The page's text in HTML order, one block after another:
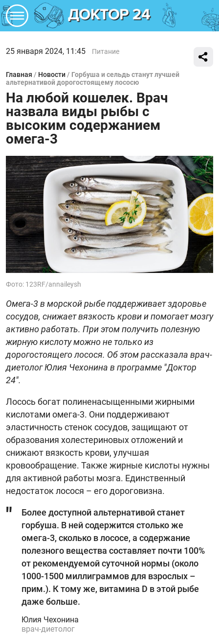
25 января 2024, 11:45 Питание
Главная / Новости / Горбуша и сельдь станут лучшей
альтернативой дорогостоящему лососю
На любой кошелек. Врач
назвала виды рыбы с
высоким содержанием
омега-3
Фото: 123RF/annaileysh
Омега-3 в морской рыбе поддерживает здоровье
сосудов, снижает вязкость крови и помогает мозгу
активно работать. При этом получить полезную
жирную кислоту можно не только из
дорогостоящего лосося. Об этом рассказала врач-
диетолог Юлия Чехонина в программе "Доктор
24".
Лосось богат полиненасыщенными жирными
кислотами омега-3. Они поддерживают
эластичность стенок сосудов, защищают от
образования холестериновых отложений и
снижают вязкость крови, улучшая
кровообращение. Также жирные кислоты нужны
для активной работы мозга. Единственный
недостаток лосося – его дороговизна.
Более доступной альтернативой станет
горбуша. В ней содержится столько же
омега-3, сколько в лососе, а содержание
полезного вещества составляет почти 100%
от рекомендуемой суточной нормы (около
1000-1500 миллиграммов для взрослых –
прим.). К тому же, витамина D в этой рыбе
даже больше.
Юлия Чехонина
врач-диетолог